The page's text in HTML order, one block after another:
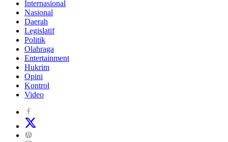
Internasional
Nasional
Daerah
Legislatif
Politik
Olahraga
Entertainment
Hukrim
Opini
Kontrol
Video